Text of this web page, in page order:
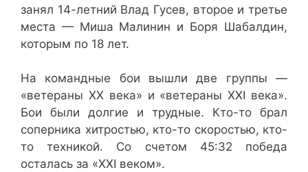
занял 14-летний Влад Гусев, второе и третье
места — Миша Малинин и Боря Шабалдин,
которым по 18 лет.
На командные бои вышли две группы —
«ветераны XX века» и «ветераны XXI века».
Бои были долгие и трудные. Кто-то брал
соперника хитростью, кто-то скоростью, кто-
то техникой. Со счетом 45:32 победа
осталась за «XXI веком».